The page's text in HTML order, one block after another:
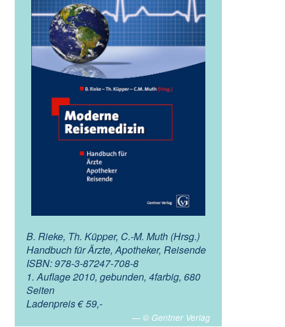
B. Rieke, Th. Küpper, C.-M. Muth (Hrsg.)
Handbuch für Ärzte, Apotheker, Reisende
ISBN: 978-3-87247-708-8
1. Auflage 2010, gebunden, 4farbig, 680
Seiten
Ladenpreis € 59,-
© Gentner Verlag